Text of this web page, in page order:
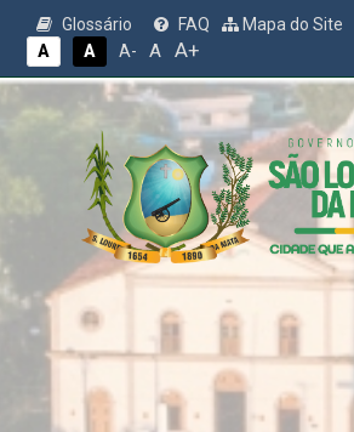
Glossário FAQ Mapa do Site
A
A A- A A+